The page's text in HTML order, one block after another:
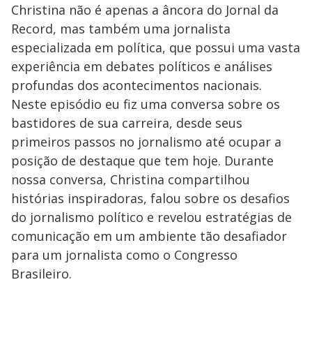
Christina não é apenas a âncora do Jornal da
Record, mas também uma jornalista
especializada em política, que possui uma vasta
experiência em debates políticos e análises
profundas dos acontecimentos nacionais.
Neste episódio eu fiz uma conversa sobre os
bastidores de sua carreira, desde seus
primeiros passos no jornalismo até ocupar a
posição de destaque que tem hoje. Durante
nossa conversa, Christina compartilhou
histórias inspiradoras, falou sobre os desafios
do jornalismo político e revelou estratégias de
comunicação em um ambiente tão desafiador
para um jornalista como o Congresso
Brasileiro.